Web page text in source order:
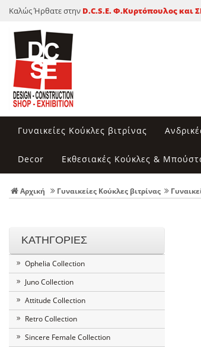
Καλώς Ήρθατε στην D.C.S.E. Φ.Κυρτόπουλος και
Γυναικείες Κούκλες βιτρίνας
Decor Εκθεσιακές Κούκλες &
Αρχική Γυναικείες Κούκλες βιτρίνας
ΚΑΤΗΓΟΡΙΕΣ
Ophelia Collection
Juno Collection
Attitude Collection
Retro Collection
Sincere Female Collection